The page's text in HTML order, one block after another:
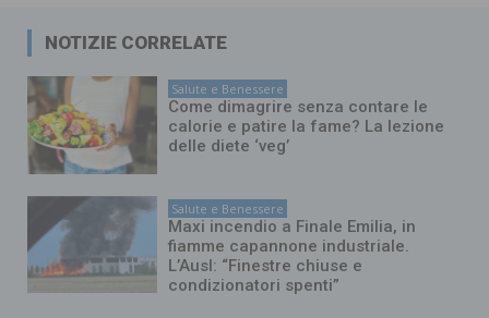
NOTIZIE CORRELATE
Salute e Benessere
Come dimagrire senza contare le
calorie e patire la fame? La lezione
delle diete ‘veg’
Salute e Benessere
Maxi incendio a Finale Emilia, in
fiamme capannone industriale.
L’Ausl: “Finestre chiuse e
condizionatori spenti”